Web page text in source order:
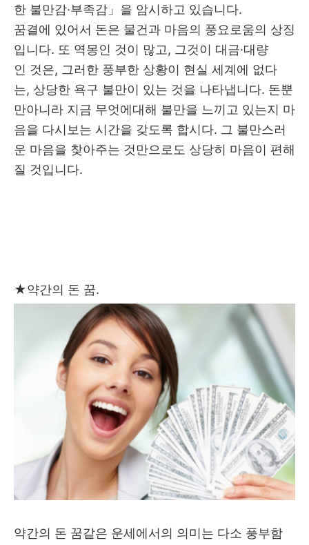
한 불만감·부족감」을 암시하고 있습니다.
꿈결에 있어서 돈은 물건과 마음의 풍요로움의 상징
입니다. 또 역몽인 것이 많고, 그것이 대금·대량
인 것은, 그러한 풍부한 상황이 현실 세계에 없다
는, 상당한 욕구 불만이 있는 것을 나타냅니다. 돈뿐
만아니라 지금 무엇에대해 불만을 느끼고 있는지 마
음을 다시보는 시간을 갖도록 합시다. 그 불만스러
운 마음을 찾아주는 것만으로도 상당히 마음이 편해
질 것입니다.
★약간의 돈 꿈.
약간의 돈 꿈같은 운세에서의 의미는 다소 풍부함